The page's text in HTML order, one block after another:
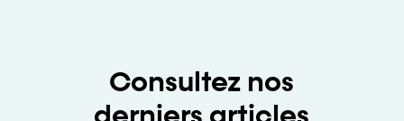
Consultez nos